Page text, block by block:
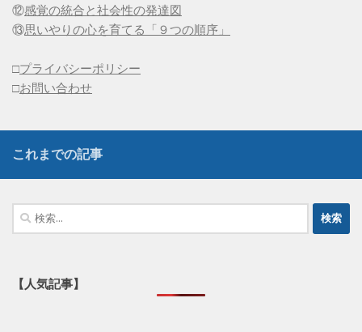
⑫感覚の統合と社会性の発達図
⑬思いやりの心を育てる「９つの順序」
□プライバシーポリシー
□お問い合わせ
これまでの記事
検
索:
【人気記事】